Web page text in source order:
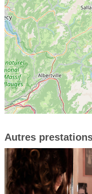
Autres